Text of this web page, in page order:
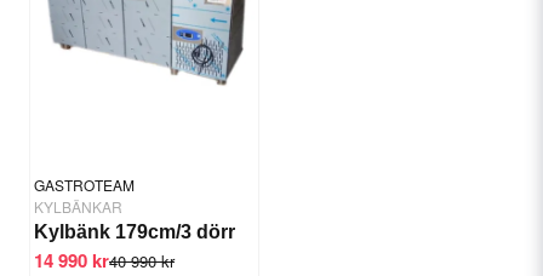
GASTROTEAM
KYLBÄNKAR
Kylbänk 179cm/3 dörr
40 990 kr
14 990 kr